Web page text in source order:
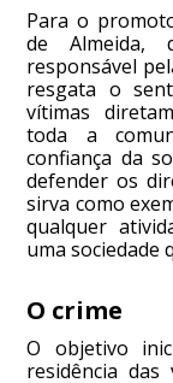
Para o
de Almeida,
responsável
resgata o
vítimas
toda a
confiança da
defender os
sirva como
qualquer
uma sociedade
O crime
O objetivo
residência